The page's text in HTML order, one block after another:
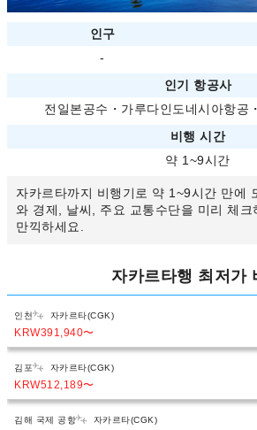
인구
-
인기 항공사
전일본공수 ・ 가루다인도네시아항공 ・
비행 시간
약 1~9시간
자카르타까지 비행기로 약 1~9시간 만에
와 경제, 날씨, 주요 교통수단을 미리 체크
만끽하세요.
자카르타행 최저가
인천 자카르타(CGK)
KRW391,940〜
김포 자카르타(CGK)
KRW512,189〜
김해 국제 공항 자카르타(CGK)